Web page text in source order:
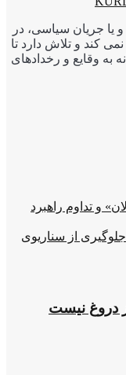
یا جریان سیاسی، در
کند و تلاش دارد تا
به وقایع و رخدادهای
و تداوم راهبرد
از سناریوی
دروغ نیست